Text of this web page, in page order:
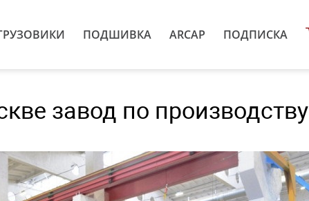
ПОДШИВКА ARCAP ПОДПИСКА
завод по производству